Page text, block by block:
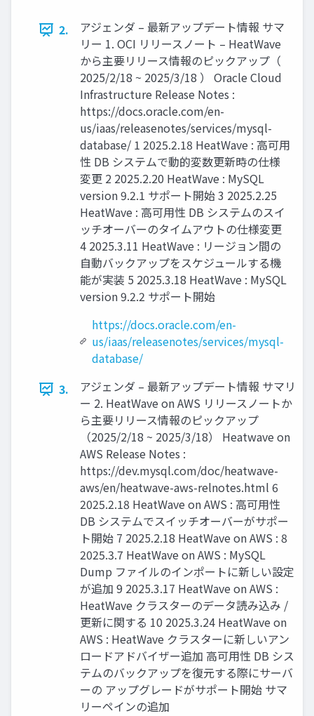
2.
アジェンダ – 最新アップデート情報 サマ
リー 1. OCI リリースノート – HeatWave
から主要リリース情報のピックアップ（
2025/2/18 ~ 2025/3/18 ） Oracle Cloud
Infrastructure Release Notes :
https://docs.oracle.com/en-
us/iaas/releasenotes/services/mysql-
database/ 1 2025.2.18 HeatWave : 高可用
性 DB システムで動的変数更新時の仕様
変更 2 2025.2.20 HeatWave : MySQL
version 9.2.1 サポート開始 3 2025.2.25
HeatWave : 高可用性 DB システムのスイ
ッチオーバーのタイムアウトの仕様変更
4 2025.3.11 HeatWave : リージョン間の
自動バックアップをスケジュールする機
能が実装 5 2025.3.18 HeatWave : MySQL
version 9.2.2 サポート開始
https://docs.oracle.com/en-
us/iaas/releasenotes/services/mysql-
database/
3.
アジェンダ – 最新アップデート情報 サマリ
ー 2. HeatWave on AWS リリースノートか
ら主要リリース情報のピックアップ
（2025/2/18 ~ 2025/3/18） Heatwave on
AWS Release Notes :
https://dev.mysql.com/doc/heatwave-
aws/en/heatwave-aws-relnotes.html 6
2025.2.18 HeatWave on AWS : 高可用性
DB システムでスイッチオーバーがサポー
ト開始 7 2025.2.18 HeatWave on AWS : 8
2025.3.7 HeatWave on AWS : MySQL
Dump ファイルのインポートに新しい設定
が追加 9 2025.3.17 HeatWave on AWS :
HeatWave クラスターのデータ読み込み /
更新に関する 10 2025.3.24 HeatWave on
AWS : HeatWave クラスターに新しいアン
ロードアドバイザー追加 高可用性 DB シス
テムのバックアップを復元する際にサーバ
ーの アップグレードがサポート開始 サマ
リーペインの追加